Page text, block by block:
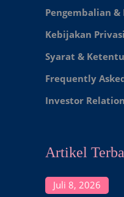
Pengembalian &
Kebijakan
Syarat &
Frequently
Investor Relation
Artikel
Juli 8, 2026